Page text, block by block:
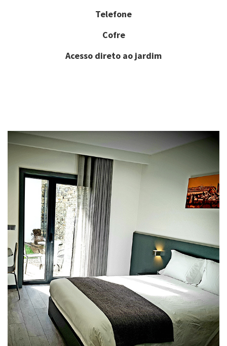
Telefone
Cofre
Acesso direto ao jardim